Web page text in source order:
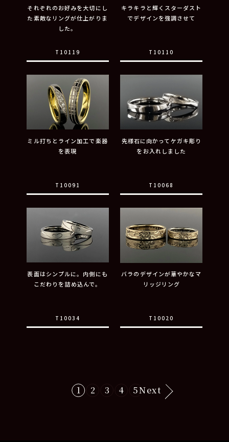
それぞれのお好みを大切にし
た素敵なリングが仕上がりま
した。
T10119
キラキラと輝くスターダスト
でデザインを強調させて
T10110
ミル打ちとライン加工で楽器
を表現
T10091
先様石に向かってケガキ彫り
をお入れしました
T10068
表面はシンプルに。内側にも
こだわりを詰め込んで。
T10034
バラのデザインが華やかなマ
リッジリング
T10020
1 2 3 4 5Next